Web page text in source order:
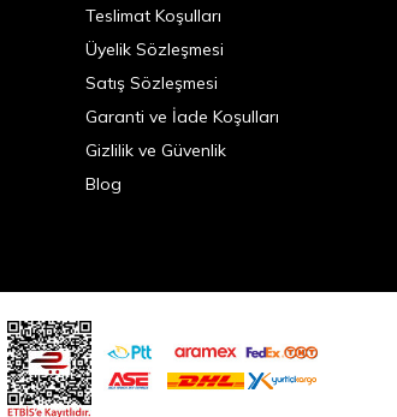
Teslimat Koşulları
Üyelik Sözleşmesi
Satış Sözleşmesi
Garanti ve İade Koşulları
Gizlilik ve Güvenlik
Blog